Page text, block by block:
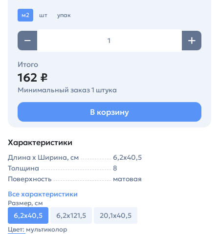
м2 шт упак
Итого
162 ₽
Минимальный заказ 1 штука
В корзину
Характеристики
Длина х Ширина, см
6,2х40,5
Толщина
8
Поверхность
матовая
Все характеристики
Размер, см
6,2х40,5 6,2х121,5 20,1х40,5
Цвет: мультиколор